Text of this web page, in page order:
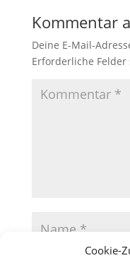
Cookie-
Kommentar
Deine E-Mail-
Erforderliche